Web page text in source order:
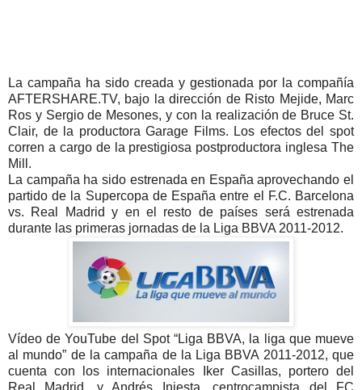
La campaña ha sido creada y gestionada por la compañía
AFTERSHARE.TV, bajo la dirección de Risto Mejide, Marc
Ros y Sergio de Mesones, y con la realización de Bruce St.
Clair, de la productora Garage Films. Los efectos del spot
corren a cargo de la prestigiosa postproductora inglesa The
Mill.
La campaña ha sido estrenada en España aprovechando el
partido de la Supercopa de España entre el F.C. Barcelona
vs. Real Madrid y en el resto de países será estrenada
durante las primeras jornadas de la Liga BBVA 2011-2012.
Vídeo de YouTube del Spot “Liga BBVA, la liga que mueve
al mundo” de la campaña de la Liga BBVA 2011-2012, que
cuenta con los internacionales Iker Casillas, portero del
Real Madrid, y Andrés Iniesta, centrocampista del FC